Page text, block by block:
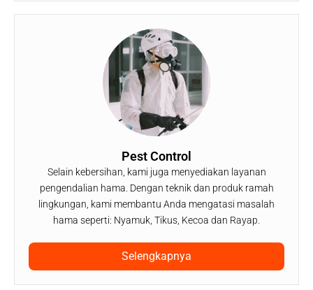
Pest Control
Selain kebersihan, kami juga menyediakan layanan
pengendalian hama. Dengan teknik dan produk ramah
lingkungan, kami membantu Anda mengatasi masalah
hama seperti: Nyamuk, Tikus, Kecoa dan Rayap.
Selengkapnya